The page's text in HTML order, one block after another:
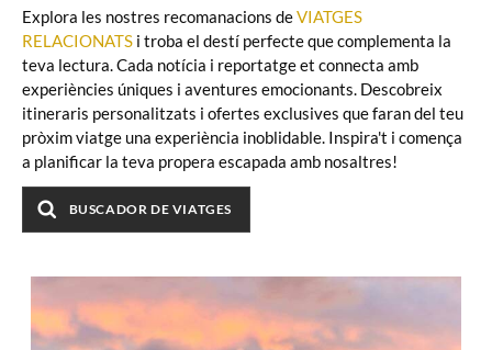
Explora les nostres recomanacions deVIATGES
RELACIONATS i troba el destí perfecte que complementa la
teva lectura. Cada notícia i reportatge et connecta amb
experiències úniques i aventures emocionants. Descobreix
itineraris personalitzats i ofertes exclusives que faran del teu
pròxim viatge una experiència inoblidable. Inspira't i comença
a planificar la teva propera escapada amb nosaltres!
BUSCADOR DE VIATGES